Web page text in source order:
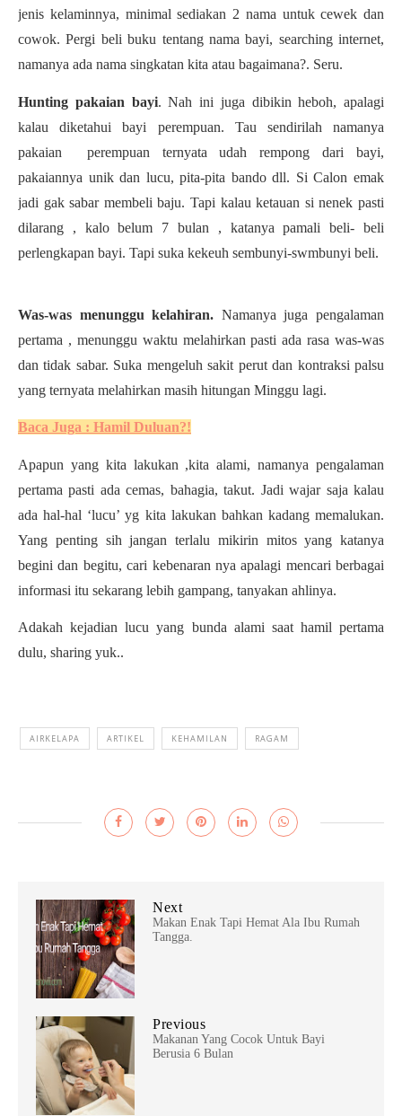
jenis kelaminnya, minimal sediakan 2 nama untuk cewek dan
cowok. Pergi beli buku tentang nama bayi, searching internet,
namanya ada nama singkatan kita atau bagaimana?. Seru.
Hunting pakaian bayi. Nah ini juga dibikin heboh, apalagi
kalau diketahui bayi perempuan. Tau sendirilah namanya
pakaian perempuan ternyata udah rempong dari bayi,
pakaiannya unik dan lucu, pita-pita bando dll. Si Calon emak
jadi gak sabar membeli baju. Tapi kalau ketauan si nenek pasti
dilarang , kalo belum 7 bulan , katanya pamali beli- beli
perlengkapan bayi. Tapi suka kekeuh sembunyi-swmbunyi beli.
Was-was menunggu kelahiran. Namanya juga pengalaman
pertama , menunggu waktu melahirkan pasti ada rasa was-was
dan tidak sabar. Suka mengeluh sakit perut dan kontraksi palsu
yang ternyata melahirkan masih hitungan Minggu lagi.
Baca Juga : Hamil Duluan?!
Apapun yang kita lakukan ,kita alami, namanya pengalaman
pertama pasti ada cemas, bahagia, takut. Jadi wajar saja kalau
ada hal-hal ‘lucu’ yg kita lakukan bahkan kadang memalukan.
Yang penting sih jangan terlalu mikirin mitos yang katanya
begini dan begitu, cari kebenaran nya apalagi mencari berbagai
informasi itu sekarang lebih gampang, tanyakan ahlinya.
Adakah kejadian lucu yang bunda alami saat hamil pertama
dulu, sharing yuk..
AIRKELAPA ARTIKEL KEHAMILAN RAGAM
Next
Makan Enak Tapi Hemat Ala Ibu Rumah
Tangga.
Previous
Makanan Yang Cocok Untuk Bayi
Berusia 6 Bulan